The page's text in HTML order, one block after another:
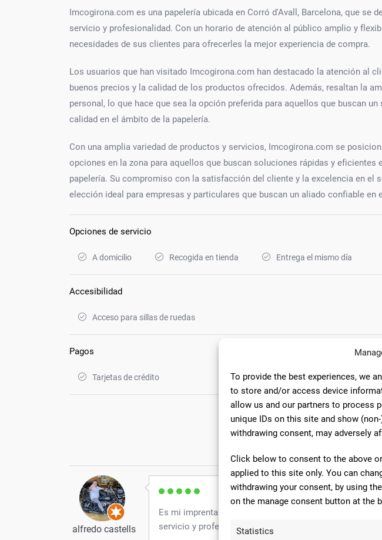
To provide the best experiences, we
to store and/or access device
allow us and our partners to process
unique IDs on this site and show
withdrawing consent, may adversely
Click below to consent to the above
applied to this site only. You can
withdrawing your consent, by using
on the manage consent button at the
Statistics
Imcogirona.com es una papelería ubicada en Corró d'Avall, Barcelona, que se
servicio y profesionalidad. Con un horario de atención al público amplio y
necesidades de sus clientes para ofrecerles la mejor experiencia de compra.
Los usuarios que han visitado Imcogirona.com han destacado la atención al
buenos precios y la calidad de los productos ofrecidos. Además, resaltan la
personal, lo que hace que sea la opción preferida para aquellos que buscan
calidad en el ámbito de la papelería.
Con una amplia variedad de productos y servicios, Imcogirona.com se
opciones en la zona para aquellos que buscan soluciones rápidas y eficientes
papelería. Su compromiso con la satisfacción del cliente y la excelencia en el
elección ideal para empresas y particulares que buscan un aliado confiable en
Opciones de servicio
A domicilio Recogida en tienda Entrega el mismo día
Accesibilidad
Acceso para sillas de ruedas
Pagos
Tarjetas de crédito
alfredo castells
Es mi imprenta desde hace muchos años un trato muy
servicio y profesionalidad! La recomiendo